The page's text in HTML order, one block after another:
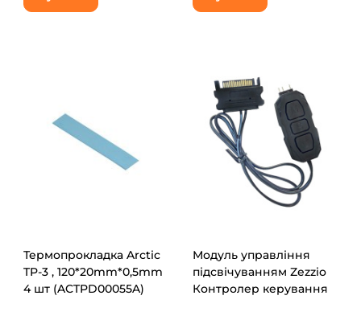
Термопрокладка Arctic
TP-3 , 120*20mm*0,5mm
4 шт (ACTPD00055A)
Модуль управління
підсвічуванням Zezzio
Контролер керування